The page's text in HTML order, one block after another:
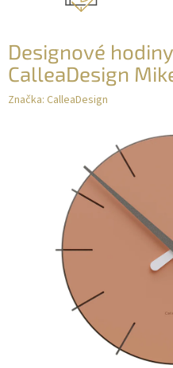
Designové
CalleaDesign
Značka: CalleaDesign